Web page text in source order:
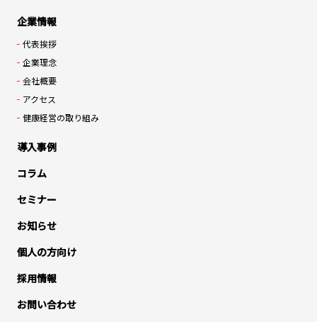
企業情報
代表挨拶
企業理念
会社概要
アクセス
健康経営の取り組み
導入事例
コラム
セミナー
お知らせ
個人の方向け
採用情報
お問い合わせ